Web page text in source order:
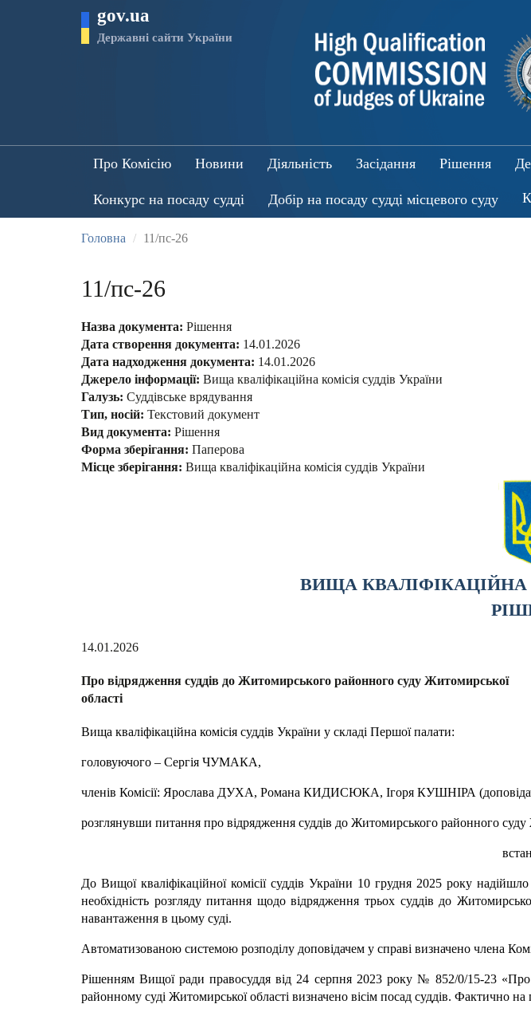
gov.ua
Державні сайти України
Про Комісію Новини Діяльність Засідання Рішення
Конкурс на посаду судді Добір на посаду судді місцевого суду
Головна 11/пс-26
11/пс-26
Назва документа: Рішення
Дата створення документа: 14.01.2026
Дата надходження документа: 14.01.2026
Джерело інформації: Вища кваліфікаційна комісія суддів України
Галузь: Суддівське врядування
Тип, носій: Текстовий документ
Вид документа: Рішення
Форма зберігання: Паперова
Місце зберігання: Вища кваліфікаційна комісія суддів України
ВИЩА КВАЛІФІКАЦІЙНА
14.01.2026
Про відрядження суддів до Житомирського районного суду Житомирської
області
Вища кваліфікаційна комісія суддів України у складі Першої палати:
головуючого – Сергія ЧУМАКА,
членів Комісії: Ярослава ДУХА, Романа КИДИСЮКА, Ігоря КУШНІРА
розглянувши питання про відрядження суддів до Житомирського районного суду
До Вищої кваліфікаційної комісії суддів України 10 грудня 2025 року
необхідність розгляду питання щодо відрядження трьох суддів до
навантаження в цьому суді.
Автоматизованою системою розподілу доповідачем у справі визначено члена
Рішенням Вищої ради правосуддя від 24 серпня 2023 року № 852/0/15-23 «Про
районному суді Житомирської області визначено вісім посад суддів. Фактично на